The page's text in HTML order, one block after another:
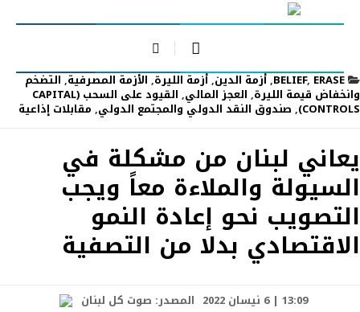
BELIEF,ERASE
,أزمة الدين,أزمة الليرة,الأزمة المصرفية,التضخم
وانخفاض قيمة الليرة, العجز المالي, القيود على السحب (CAPITAL
CONTROLS)
, صندوق النقد الدولي والمجتمع الدولي, مقابلات إذاعية
يعاني لبنان من مشكلة في
السيولة والملاءة معاً ويجب
التصويب نحو إعادة النمو
الاقتصادي بدلا من التصفية
13:09 | 6 نيسان 2022 المصدر: صوت كل لبنان